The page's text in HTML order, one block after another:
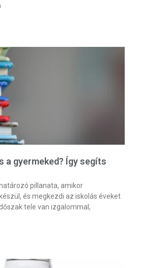
a gyermeked? Így segíts
pillanata, amikor
és megkezdi az iskolás éveket
tele van izgalommal,